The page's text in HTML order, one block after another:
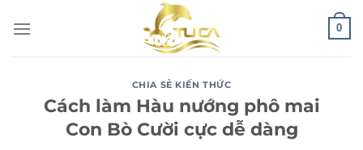
đến
0
CHIA SẺ KIẾN THỨC
Cách làm Hàu nướng phô mai
Con Bò Cười cực dễ dàng